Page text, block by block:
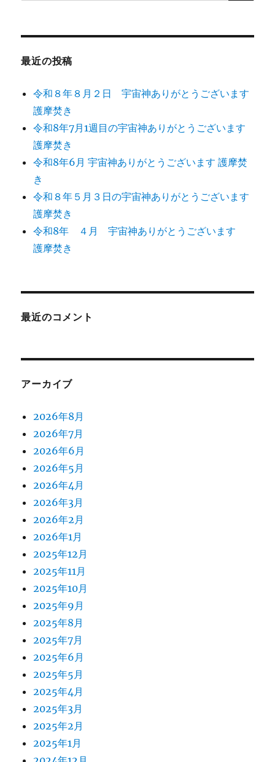
最近の投稿
令和８年８月２日 宇宙神ありがとうございます
護摩焚き
令和8年7月1週目の宇宙神ありがとうございます
護摩焚き
令和8年6月 宇宙神ありがとうございます 護摩焚
き
令和８年５月３日の宇宙神ありがとうございます
護摩焚き
令和8年 ４月 宇宙神ありがとうございます
護摩焚き
最近のコメント
アーカイブ
2026年8月
2026年7月
2026年6月
2026年5月
2026年4月
2026年3月
2026年2月
2026年1月
2025年12月
2025年11月
2025年10月
2025年9月
2025年8月
2025年7月
2025年6月
2025年5月
2025年4月
2025年3月
2025年2月
2025年1月